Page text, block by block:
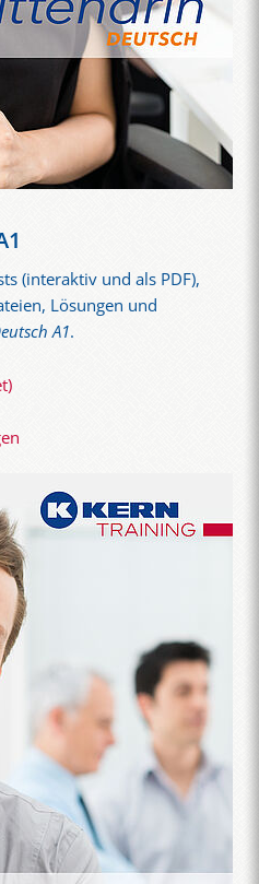
(interaktiv und als PDF),
Lösungen und
A1.